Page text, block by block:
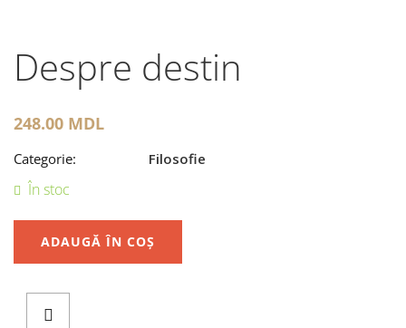
Despre destin
248.00 MDL
Categorie: Filosofie
În stoc
ADAUGĂ ÎN COȘ